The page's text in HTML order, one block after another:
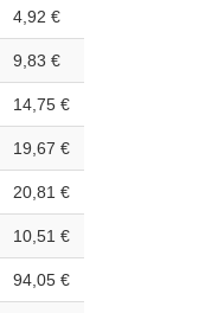
4,92 €
9,83 €
14,75 €
19,67 €
20,81 €
10,51 €
94,05 €